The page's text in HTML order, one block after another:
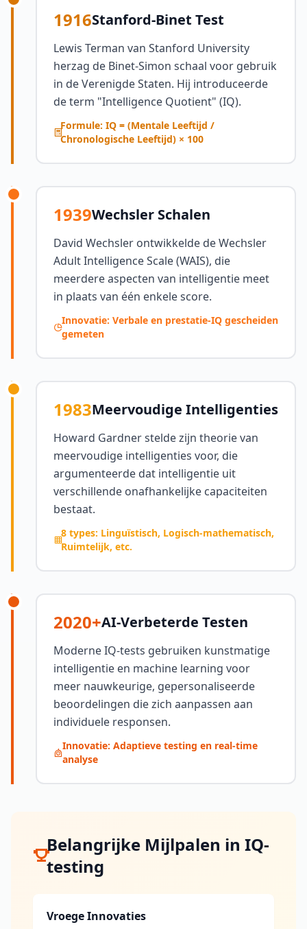
1916Stanford-Binet Test
Lewis Terman van Stanford University
herzag de Binet-Simon schaal voor gebruik
in de Verenigde Staten. Hij introduceerde
de term "Intelligence Quotient" (IQ).
Formule: IQ = (Mentale Leeftijd /
Chronologische Leeftijd) × 100
1939Wechsler Schalen
David Wechsler ontwikkelde de Wechsler
Adult Intelligence Scale (WAIS), die
meerdere aspecten van intelligentie meet
in plaats van één enkele score.
Innovatie: Verbale en prestatie-IQ gescheiden
gemeten
1983Meervoudige Intelligenties
Howard Gardner stelde zijn theorie van
meervoudige intelligenties voor, die
argumenteerde dat intelligentie uit
verschillende onafhankelijke capaciteiten
bestaat.
8 types: Linguïstisch, Logisch-mathematisch,
Ruimtelijk, etc.
2020+AI-Verbeterde Testen
Moderne IQ-tests gebruiken kunstmatige
intelligentie en machine learning voor
meer nauwkeurige, gepersonaliseerde
beoordelingen die zich aanpassen aan
individuele responsen.
Innovatie: Adaptieve testing en real-time
analyse
Belangrijke Mijlpalen in IQ-
testing
Vroege Innovaties